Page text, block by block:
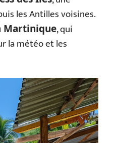
les Antilles voisines.
Martinique, qui
la météo et les